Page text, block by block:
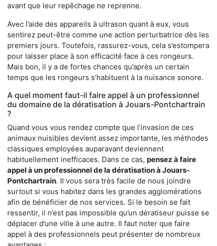
avant que leur repêchage ne reprenne.
Avec l’aide des appareils à ultrason quant à eux, vous
sentirez peut-être comme une action perturbatrice dès les
premiers jours. Toutefois, rassurez-vous, cela s’estompera
pour laisser place à son efficacité face à ces rongeurs.
Mais bon, il y a de fortes chances qu’après un certain
temps que les rongeurs s’habituent à la nuisance sonore.
A quel moment faut-il faire appel à un professionnel
du domaine de la dératisation à Jouars-Pontchartrain
?
Quand vous vous rendez compte que l’invasion de ces
animaux nuisibles devient assez importante, les méthodes
classiques employées auparavant deviennent
habituellement inefficaces. Dans ce cas, pensez à faire
appel à un professionnel de la dératisation à Jouars-
Pontchartrain. Il vous sera très facile de nous joindre
surtout si vous habitez dans les grandes agglomérations
afin de bénéficier de nos services. Si le besoin se fait
ressentir, il n’est pas impossible qu’un dératiseur puisse se
déplacer d’une ville à une autre. Il faut noter que faire
appel à des professionnels peut présenter de nombreux